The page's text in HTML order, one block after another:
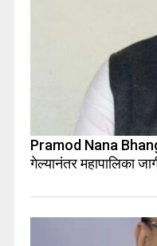
Pramod Nana
गेल्यानंतर महापालिका